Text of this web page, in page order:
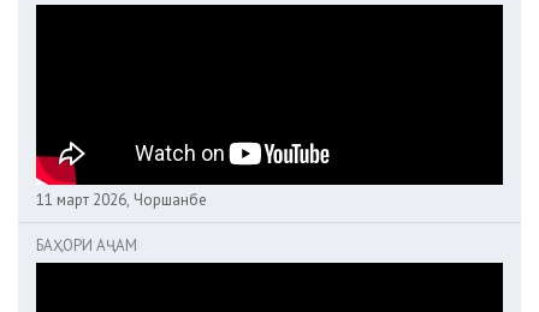
11 март 2026, Чоршанбе
БАҲОРИ АҶАМ